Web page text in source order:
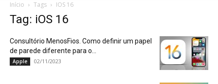
Início Tags IOS 16
Tag: iOS 16
Consultório MenosFios. Como definir um papel
de parede diferente para o...
Apple 02/11/2023